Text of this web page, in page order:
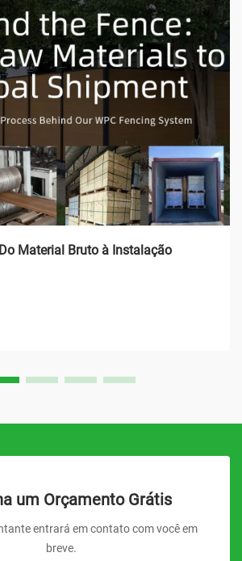
Material Bruto à Instalação
um Orçamento Grátis
entrará em contato com você em
breve.